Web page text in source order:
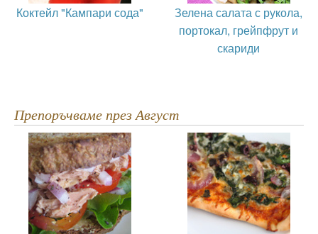
Коктейл "Кампари сода"
Зелена салата с рукола,
портокал, грейпфрут и
скариди
Препоръчваме през Август